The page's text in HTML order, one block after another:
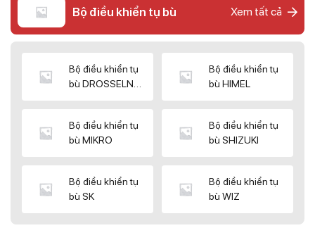
Bộ điều khiển tụ bù Xem tất cả
Bộ điều khiển tụ
bù DROSSELN
Bộ điều khiển tụ
bù HIMEL
Bộ điều khiển tụ
bù MIKRO
Bộ điều khiển tụ
bù SHIZUKI
Bộ điều khiển tụ
bù SK
Bộ điều khiển tụ
bù WIZ